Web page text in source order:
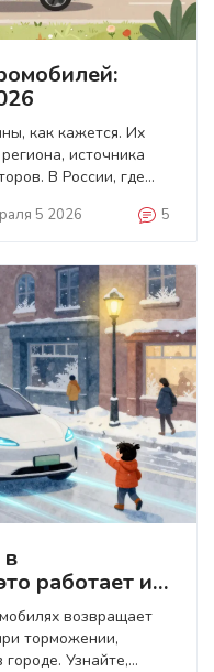
как кажется. Их
источника
В России, где
Разбираем факты и
5 2026 5
в
работает и
возвращает
торможении,
Узнайте,